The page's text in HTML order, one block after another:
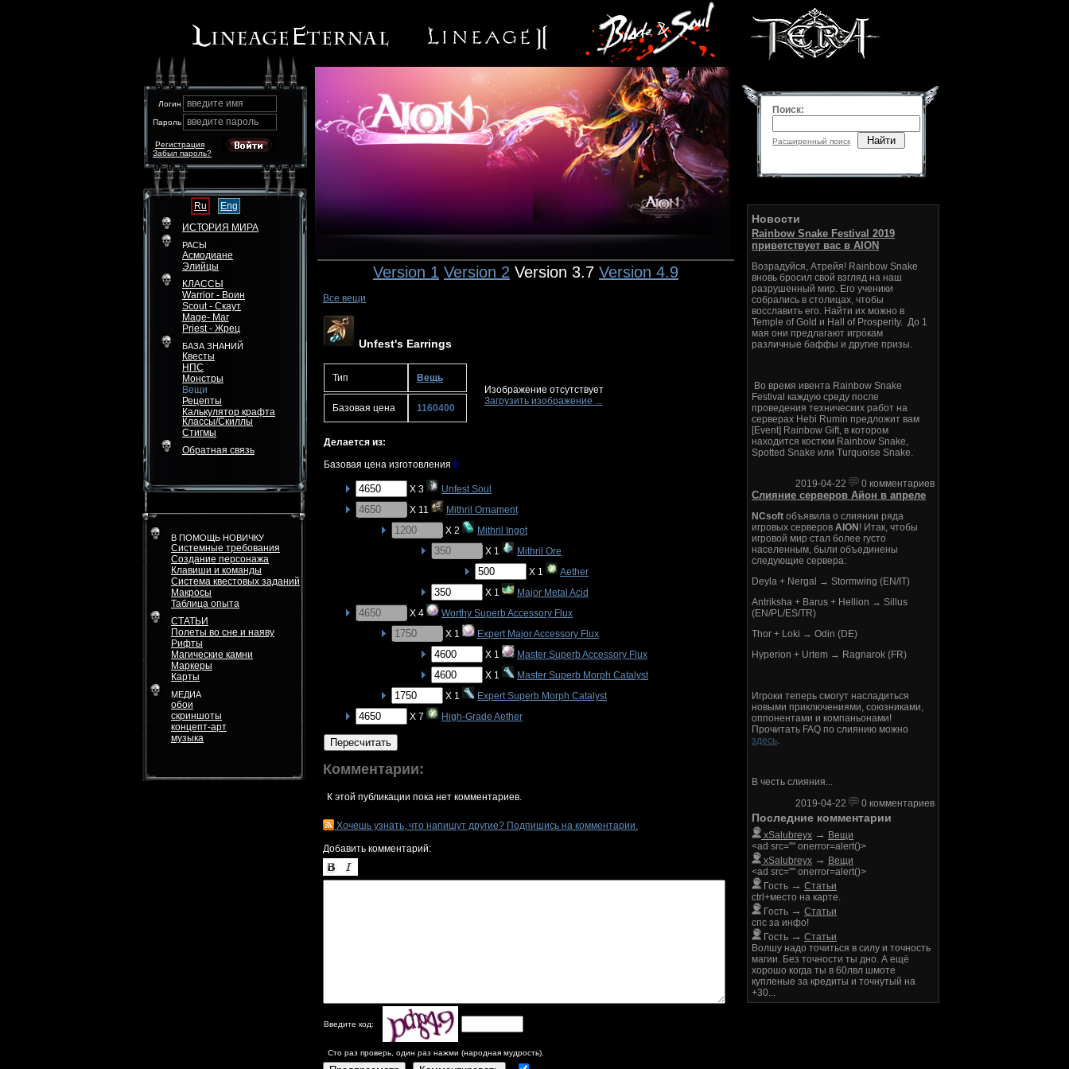
Логин введите имя
Пароль введите пароль
Забыл пароль?
Регистрация
Ru
Eng
ИСТОРИЯ МИРА
РАСЫ
Асмодиане
Элийцы
КЛАССЫ
Warrior - Воин
Scout - Скаут
Mage- Маг
Priest - Жрец
БАЗА ЗНАНИЙ
Квесты
НПС
Монстры
Вещи
Рецепты
Калькулятор крафта
Классы/Скиллы
Стигмы
Обратная связь
В ПОМОЩЬ НОВИЧКУ
Системные требования
Создание персонажа
Клавиши и команды
Система квестовых заданий
Макросы
Таблица опыта
СТАТЬИ
Полеты во сне и наяву
Рифты
Магические камни
Маркеры
Карты
МЕДИА
обои
скриншоты
концепт-арт
музыка
Version 1 Version 2 Version 3.7 Version 4.9
Все вещи
Unfest's Earrings
Тип Вещь
Базовая цена 1160400
Изображение отсутствует
Загрузить изображение ...
Делается из:
Базовая цена изготовления 0
X 3
Unfest Soul
X 11
Mithril Ornament
X 2
Mithril Ingot
X 1
Mithril Ore
X 1
Aether
X 1
Major Metal Acid
X 4
Worthy Superb Accessory Flux
X 1
Expert Major Accessory Flux
X 1
Master Superb Accessory Flux
X 1
Master Superb Morph Catalyst
X 1
Expert Superb Morph Catalyst
X 7
High-Grade Aether
Пересчитать
Комментарии:
К этой публикации пока нет комментариев.
Хочешь узнать, что напишут другие? Подпишись на комментарии.
Добавить комментарий:
Введите код:
Сто раз проверь, один раз нажми (народная мудрость).
Поиск:
Расширенный поиск Найти
Новости
Rainbow Snake Festival 2019
приветствует вас в AION
Возрадуйся, Атрейя! Rainbow Snake
вновь бросил свой взгляд на наш
разрушенный мир. Его ученики
собрались в столицах, чтобы
восславить его. Найти их можно в
Temple of Gold и Hall of Prosperity. До 1
мая они предлагают игрокам
различные баффы и другие призы.
Во время ивента Rainbow Snake
Festival каждую среду после
проведения технических работ на
серверах Hebi Rumin предложит вам
[Event] Rainbow Gift, в котором
находится костюм Rainbow Snake,
Spotted Snake или Turquoise Snake.
2019-04-22 0 комментариев
Слияние серверов Айон в апреле
NCsoft объявила о слиянии ряда
игровых серверов AION ! Итак, чтобы
игровой мир стал более густо
населенным, были объединены
следующие сервера:
Deyla + Nergal → Stormwing (EN/IT)
Antriksha + Barus + Hellion → Sillus
(EN/PL/ES/TR)
Thor + Loki → Odin (DE)
Hyperion + Urtem → Ragnarok (FR)
Игроки теперь смогут насладиться
новыми приключениями, союзниками,
оппонентами и компаньонами!
Прочитать FAQ по слиянию можно
здесь.
В честь слияния...
2019-04-22
0 комментариев
Последние комментарии
xSalubreyx → Вещи
<ad src="" onerror=alert()>
xSalubreyx → Вещи
<ad src="" onerror=alert()>
Гость → Статьи
ctrl+место на карте.
Гость → Статьи
спс за инфо!
Гость → Статьи
Волшу надо точиться в силу и точность
магии. Без точности ты дно. А ещё
хорошо когда ты в 60лвл шмоте
купленые за кредиты и точнутый на
+30...